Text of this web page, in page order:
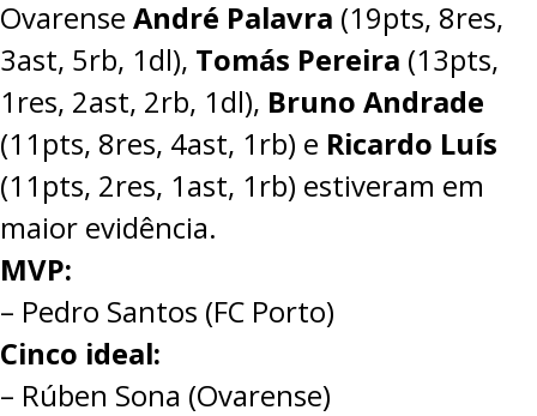
Ovarense André Palavra (19pts, 8res,
3ast, 5rb, 1dl), Tomás Pereira (13pts,
1res, 2ast, 2rb, 1dl), Bruno Andrade
(11pts, 8res, 4ast, 1rb) e Ricardo Luís
(11pts, 2res, 1ast, 1rb) estiveram em
maior evidência.
MVP:
– Pedro Santos (FC Porto)
Cinco ideal:
– Rúben Sona (Ovarense)